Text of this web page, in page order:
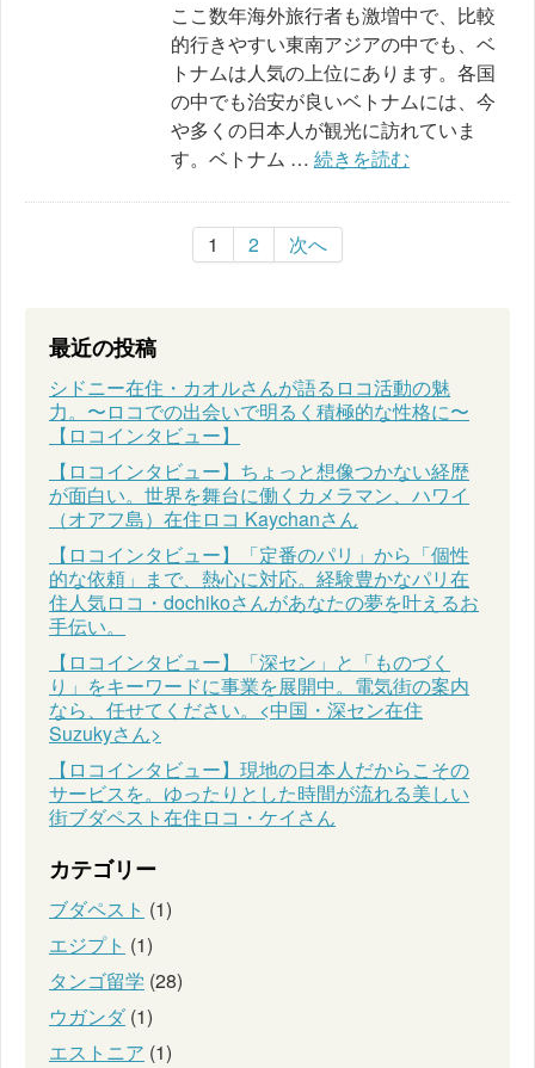
ここ数年海外旅行者も激増中で、比較
的行きやすい東南アジアの中でも、ベ
トナムは人気の上位にあります。各国
の中でも治安が良いベトナムには、今
や多くの日本人が観光に訪れていま
す。ベトナム … 続きを読む
1 2 次へ
最近の投稿
シドニー在住・カオルさんが語るロコ活動の魅
力。〜ロコでの出会いで明るく積極的な性格に〜
【ロコインタビュー】
【ロコインタビュー】ちょっと想像つかない経歴
が面白い。世界を舞台に働くカメラマン、ハワイ
（オアフ島）在住ロコ Kaychanさん
【ロコインタビュー】「定番のパリ」から「個性
的な依頼」まで、熱心に対応。経験豊かなパリ在
住人気ロコ・dochikoさんがあなたの夢を叶えるお
手伝い。
【ロコインタビュー】「深セン」と「ものづく
り」をキーワードに事業を展開中。電気街の案内
なら、任せてください。<中国・深セン在住
Suzukyさん>
【ロコインタビュー】現地の日本人だからこその
サービスを。ゆったりとした時間が流れる美しい
街ブダペスト在住ロコ・ケイさん
カテゴリー
ブダペスト (1)
エジプト (1)
タンゴ留学 (28)
ウガンダ(1)
エストニア (1)